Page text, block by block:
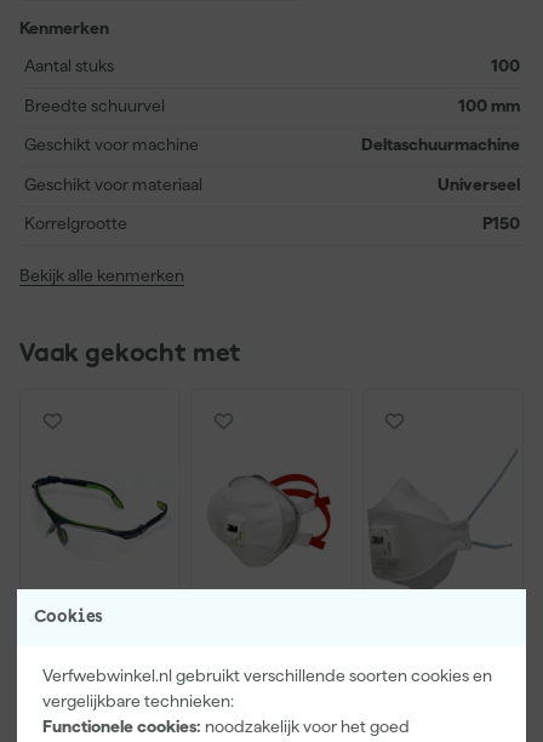
Cookies
Verfwebwinkel.nl gebruikt verschillende soorten cookies en
vergelijkbare technieken:
Functionele cookies: noodzakelijk voor het goed
StickFix-bevestiging maakt wisselen snel en eenvoudig, zodat je
efficiënt blijft werken. Ideaal voor professionals in de schilders- en
toepassingen in de droogbouw. Dit pakket bevat 100
schuurvellen, waardoor je altijd voldoende voorraad hebt voor
Kenmerken
Aantal stuks
100
Breedte schuurvel 100 mm
Geschikt voor machine Deltaschuurmachine
Geschikt voor materiaal Universeel
Korrelgrootte P150
Bekijk alle kenmerken
Vaak gekocht met
500119 UVEX
Veiligheidsbril
Morgen
Stofmasker -
FFP3 - Met
ventiel
Morgen
Aura
FFP2 -
Morgen